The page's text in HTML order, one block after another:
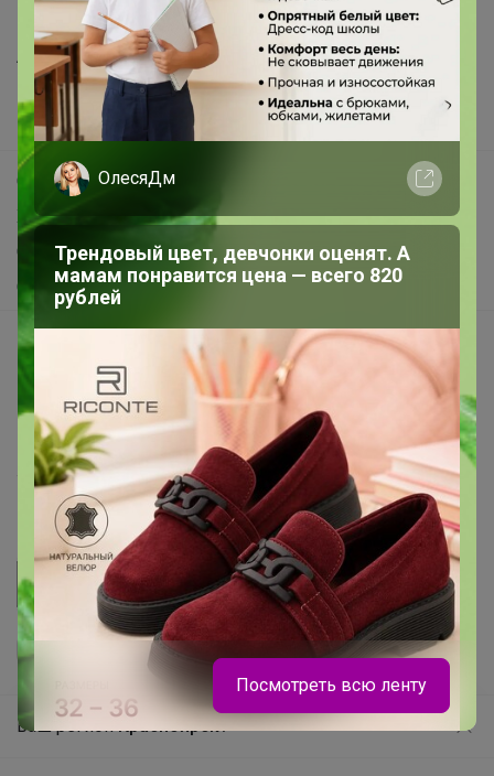
Ваш регионКрасноярск?
Все предложения
Анонсы
Новости
Поддержка альпак
Самое выгодное
Хиты продаж
Самое желанное
Самое быстрое
Начать зарабатывать с 24-ok
Picabox.ru - Лучшее место для ваших изображений
Розыгрыш - Генератор случайных чисел
Пульс нашего маркетплейса
Укорачиватель ссылок
ОлесяДм
Трендовый цвет, девчонки оценят. А
мамам понравится цена — всего 820
рублей
Посмотреть всю ленту
Продолжая использовать этот сайт и нажимая кнопку